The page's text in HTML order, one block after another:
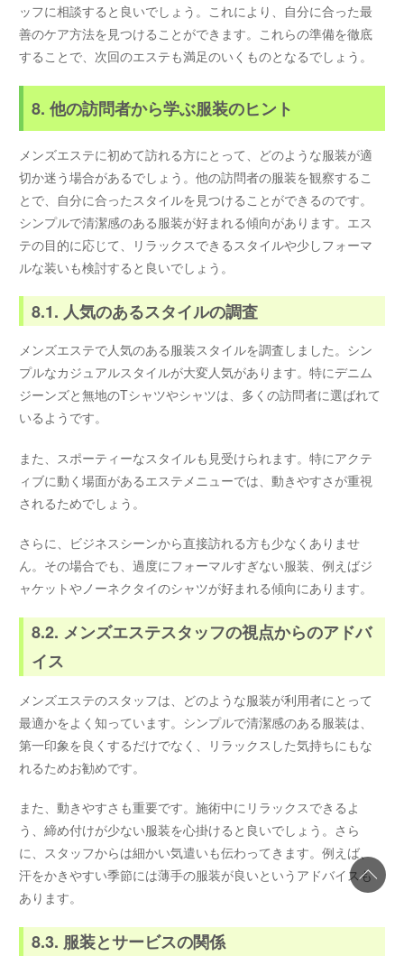
ッフに相談すると良いでしょう。これにより、自分に合った最
善のケア方法を見つけることができます。これらの準備を徹底
することで、次回のエステも満足のいくものとなるでしょう。
8. 他の訪問者から学ぶ服装のヒント
メンズエステに初めて訪れる方にとって、どのような服装が適
切か迷う場合があるでしょう。他の訪問者の服装を観察するこ
とで、自分に合ったスタイルを見つけることができるのです。
シンプルで清潔感のある服装が好まれる傾向があります。エス
テの目的に応じて、リラックスできるスタイルや少しフォーマ
ルな装いも検討すると良いでしょう。
8.1. 人気のあるスタイルの調査
メンズエステで人気のある服装スタイルを調査しました。シン
プルなカジュアルスタイルが大変人気があります。特にデニム
ジーンズと無地のTシャツやシャツは、多くの訪問者に選ばれて
いるようです。
また、スポーティーなスタイルも見受けられます。特にアクテ
ィブに動く場面があるエステメニューでは、動きやすさが重視
されるためでしょう。
さらに、ビジネスシーンから直接訪れる方も少なくありませ
ん。その場合でも、過度にフォーマルすぎない服装、例えばジ
ャケットやノーネクタイのシャツが好まれる傾向にあります。
8.2. メンズエステスタッフの視点からのアドバ
イス
メンズエステのスタッフは、どのような服装が利用者にとって
最適かをよく知っています。シンプルで清潔感のある服装は、
第一印象を良くするだけでなく、リラックスした気持ちにもな
れるためお勧めです。
また、動きやすさも重要です。施術中にリラックスできるよ
う、締め付けが少ない服装を心掛けると良いでしょう。さら
に、スタッフからは細かい気遣いも伝わってきます。例えば、
汗をかきやすい季節には薄手の服装が良いというアドバイスも
あります。
8.3. 服装とサービスの関係